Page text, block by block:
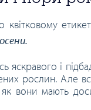
квітковому
і
рослин. Але
як вони мають